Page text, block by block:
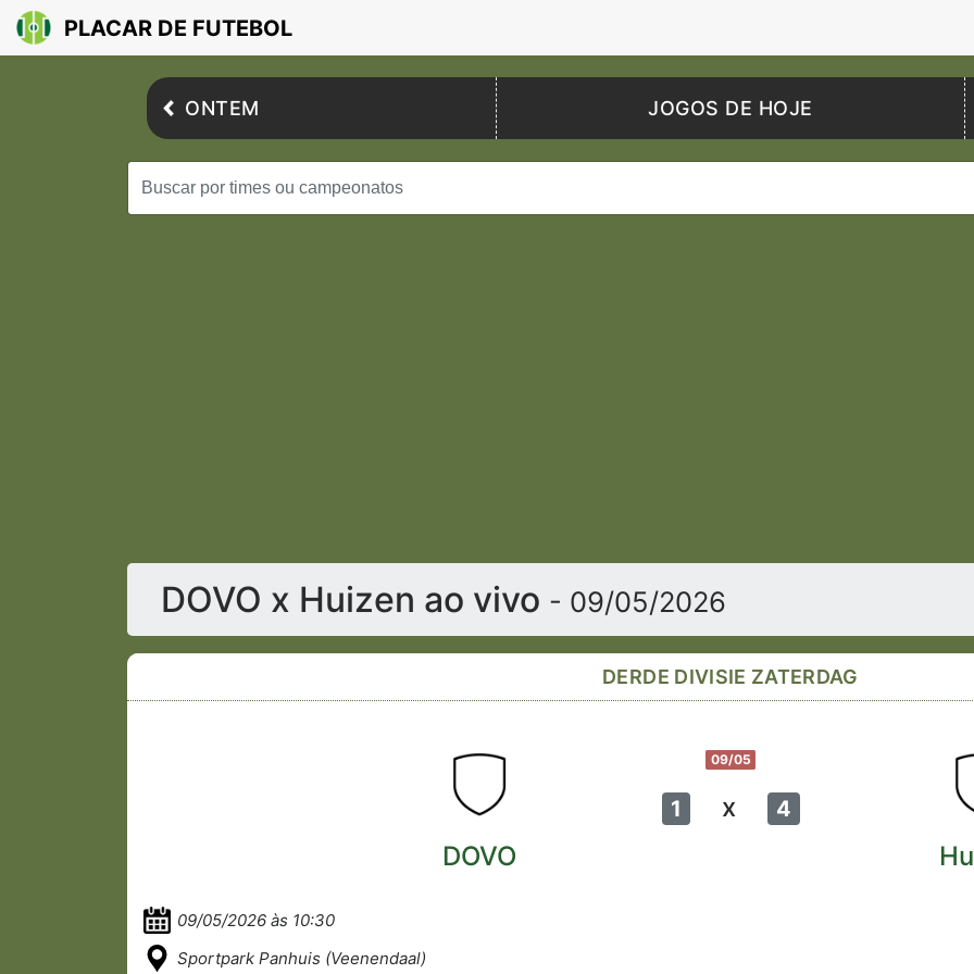
PLACAR DE FUTEBOL
ONTEM JOGOS DE HOJE
DOVO x Huizen ao vivo - 09/05/2026
DERDE DIVISIE ZATERDAG
09/05
1 x 4
DOVO
09/05/2026 às 10:30
Sportpark Panhuis (Veenendaal)